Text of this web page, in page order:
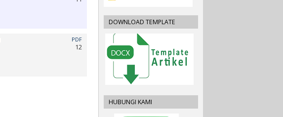
DOWNLOAD TEMPLATE
HUBUNGI KAMI
PDF
12